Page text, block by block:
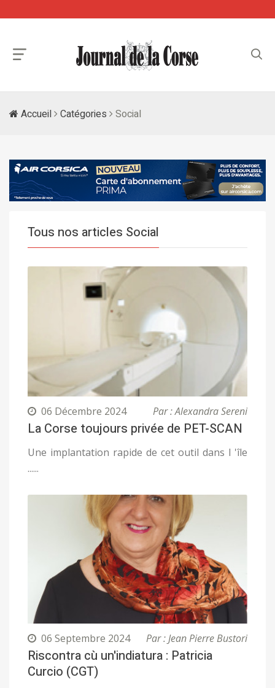
Accueil Catégories Social
Tous nos articles Social
06 Décembre 2024 Par : Alexandra Sereni
La Corse toujours privée de PET-SCAN
Une implantation rapide de cet outil dans l 'île
......
06 Septembre 2024 Par : Jean Pierre Bustori
Riscontra cù un'indiatura : Patricia
Curcio (CGT)